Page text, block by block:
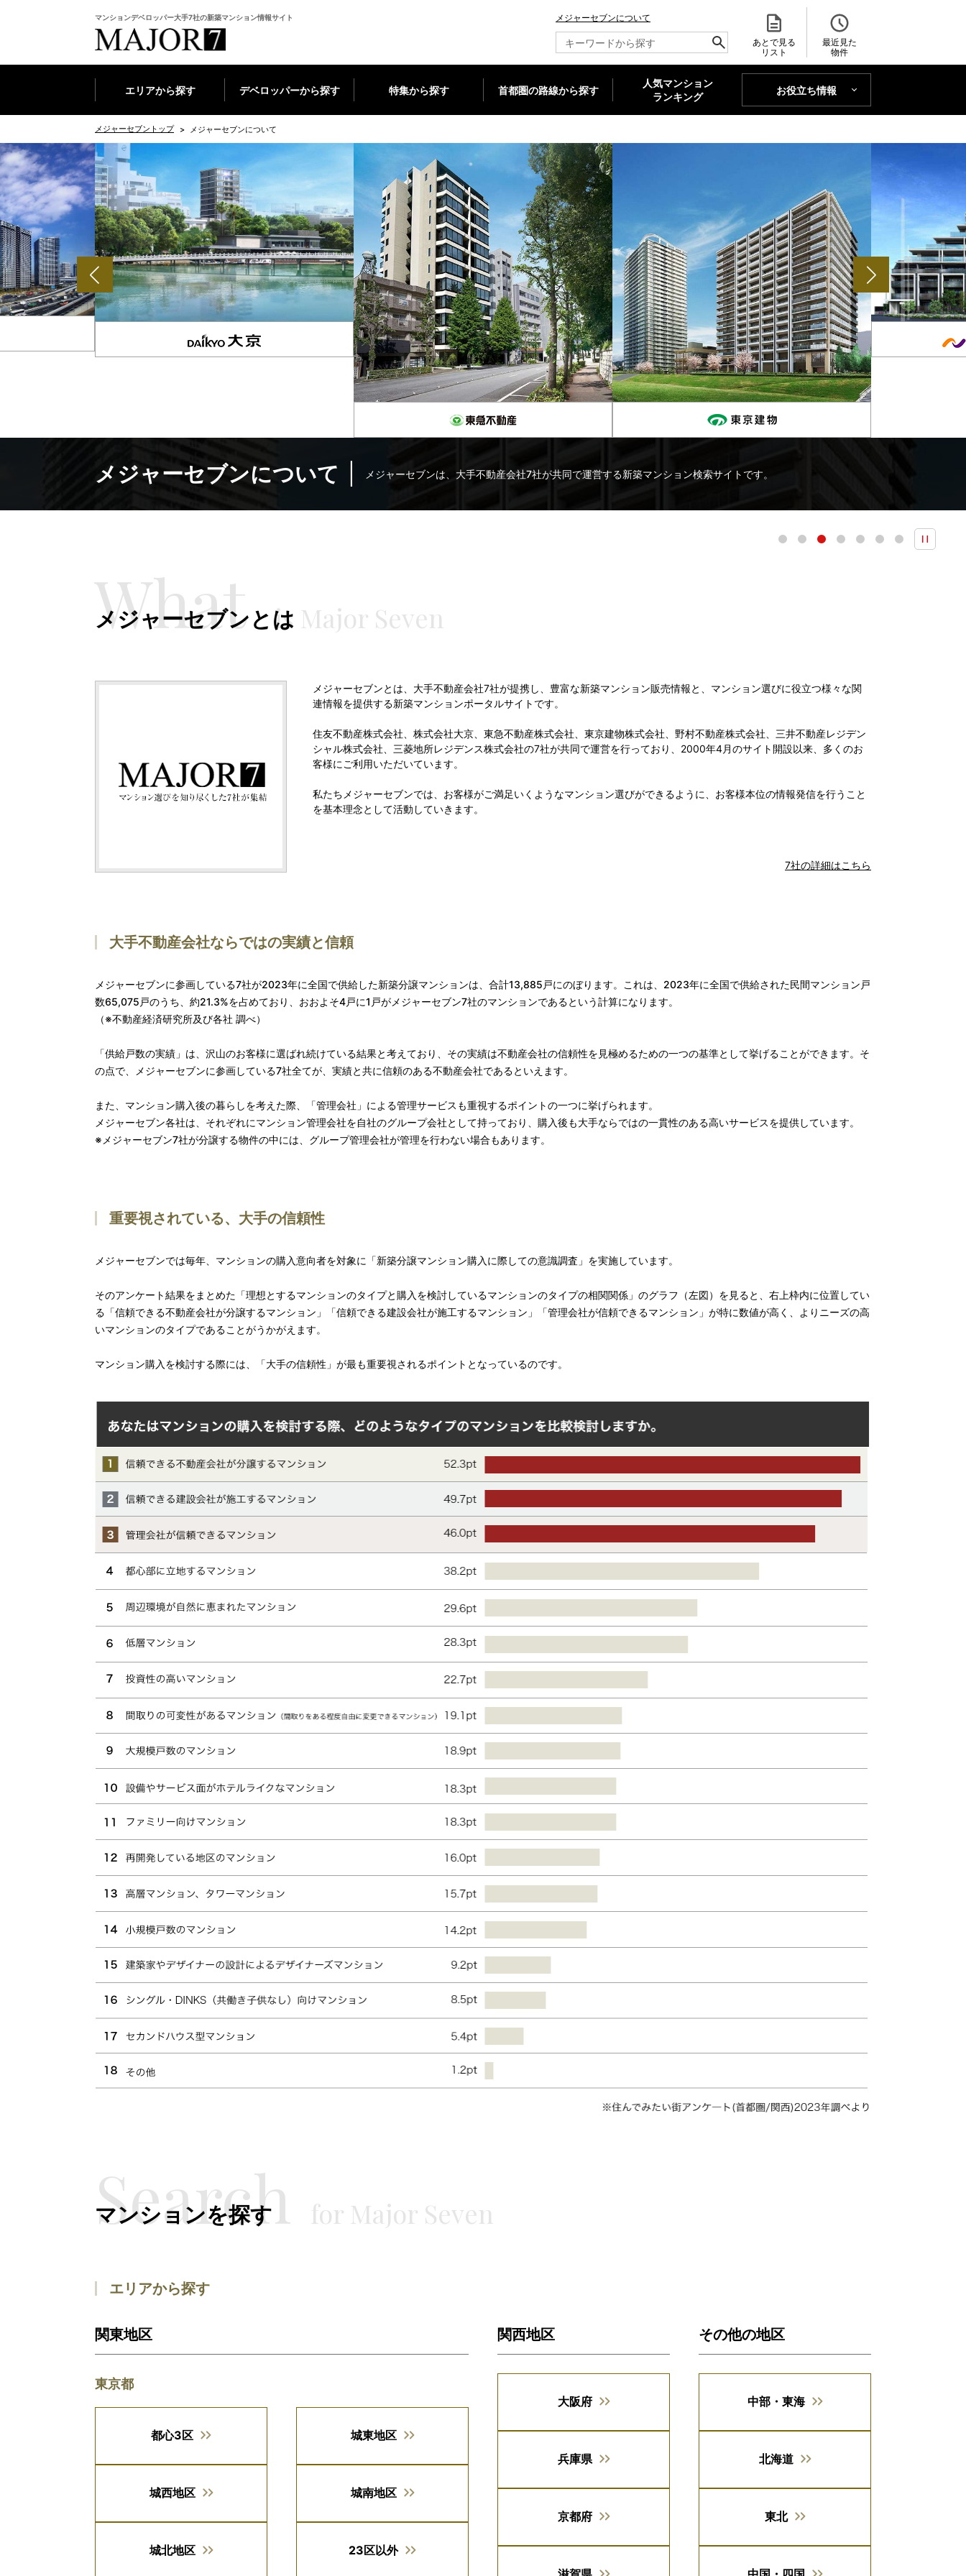
マンションデベロッパー大手7社の新築マンション情報サイト
メジャーセブンについて
あとで見る
リスト
最近見た
物件
エリアから探す デベロッパーから探す 特集から探す 首都圏の路線から探す
人気マンション
ランキング
お役立ち情報
MAJOR'S BLOG
メジャーセブントップ メジャーセブンについて
メジャーセブンについて メジャーセブンは、大手不動産会社7社が共同で運営する新築マンション検索サイトです。
メジャーセブンとは
メジャーセブンとは、大手不動産会社7社が提携し、豊富な新築マンション販売情報と、マンション選びに役立つ様々な関
連情報を提供する新築マンションポータルサイトです。
住友不動産株式会社、株式会社大京、東急不動産株式会社、東京建物株式会社、野村不動産株式会社、三井不動産レジデン
シャル株式会社、三菱地所レジデンス株式会社の7社が共同で運営を行っており、2000年4月のサイト開設以来、多くのお
客様にご利用いただいています。
私たちメジャーセブンでは、お客様がご満足いくようなマンション選びができるように、お客様本位の情報発信を行うこと
を基本理念として活動していきます。
7社の詳細はこちら
大手不動産会社ならではの実績と信頼
メジャーセブンに参画している7社が2023年に全国で供給した新築分譲マンションは、合計13,885戸にのぼります。これは、2023年に全国で供給された民間マンション戸
数65,075戸のうち、約21.3%を占めており、おおよそ4戸に1戸がメジャーセブン7社のマンションであるという計算になります。
（※不動産経済研究所及び各社 調べ）
「供給戸数の実績」は、沢山のお客様に選ばれ続けている結果と考えており、その実績は不動産会社の信頼性を見極めるための一つの基準として挙げることができます。そ
の点で、メジャーセブンに参画している7社全てが、実績と共に信頼のある不動産会社であるといえます。
また、マンション購入後の暮らしを考えた際、「管理会社」による管理サービスも重視するポイントの一つに挙げられます。
メジャーセブン各社は、それぞれにマンション管理会社を自社のグループ会社として持っており、購入後も大手ならではの一貫性のある高いサービスを提供しています。
※メジャーセブン7社が分譲する物件の中には、グループ管理会社が管理を行わない場合もあります。
重要視されている、大手の信頼性
メジャーセブンでは毎年、マンションの購入意向者を対象に「新築分譲マンション購入に際しての意識調査」を実施しています。
そのアンケート結果をまとめた「理想とするマンションのタイプと購入を検討しているマンションのタイプの相関関係」のグラフ（左図）を見ると、右上枠内に位置してい
る「信頼できる不動産会社が分譲するマンション」「信頼できる建設会社が施工するマンション」「管理会社が信頼できるマンション」が特に数値が高く、よりニーズの高
いマンションのタイプであることがうかがえます。
マンション購入を検討する際には、「大手の信頼性」が最も重要視されるポイントとなっているのです。
マンションを探す
エリアから探す
関東地区
東京都
都心3区 城東地区
城西地区 城南地区
城北地区 23区以外
関西地区
大阪府
兵庫県
京都府
その他の地区
中部・東海
北海道
東北